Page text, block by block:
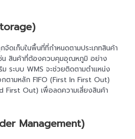
จัดเก็บในพื้นที่ที่กำหนดตามประเภทสินค้า
น สินค้าที่ต้องควบคุมอุณหภูมิ อย่าง
ม ระบบ WMS จะช่วยติดตามตำแหน่ง
ตามหลัก FIFO (First In First Out)
First Out) เพื่อลดความเสี่ยงสินค้า
Management)